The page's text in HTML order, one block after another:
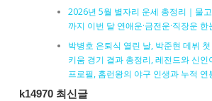
2026년 5월 별자리 운세 총정리｜물
까지 이번 달 연애운·금전운·직장운 한
박병호 은퇴식 열린 날, 박준현 데뷔
키움 경기 결과 총정리, 레전드와 신
프로필, 홈런왕의 야구 인생과 누적 연
k14970 최신글